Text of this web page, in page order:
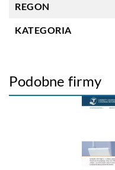
REGON
KATEGORIA
Podobne firmy